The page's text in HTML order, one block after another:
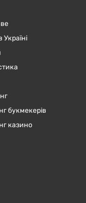
Україні
букмекерів
казино